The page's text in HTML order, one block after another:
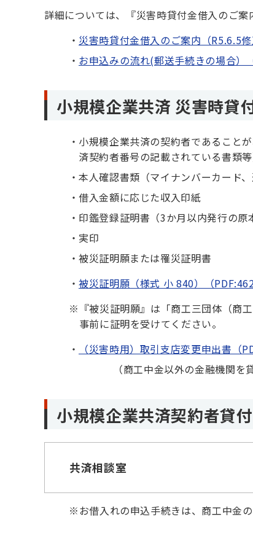
詳細については、『災害時貸付金借入のご案
災害時貸付金借入のご案内（R5.6.5修
お申込みの流れ(郵送手続きの場合）
小規模企業共済 災害時貸
小規模企業共済の契約者であること
済契約者番号の記載されている書類等
本人確認書類（マイナンバーカード
借入金額に応じた収入印紙
印鑑登録証明書（3か月以内発行の原
実印
被災証明願または罹災証明書
被災証明願（様式 小 840）（PDF:462
※ 『被災証明願』は「商工三団体（商
事前に証明を受けてください。
（災害時用）取引支店変更申出書（
（商工中金以外の金融機関を
小規模企業共済契約者貸
共済相談室
※お借入れの申込手続きは、商工中金の